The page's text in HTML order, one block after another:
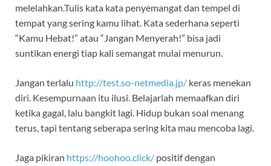
melelahkan.Tulis kata kata penyemangat dan tempel di
tempat yang sering kamu lihat. Kata sederhana seperti
“Kamu Hebat!” atau “Jangan Menyerah!” bisa jadi
suntikan energi tiap kali semangat mulai menurun.
Jangan terlalu http://test.so-netmedia.jp/ keras menekan
diri. Kesempurnaan itu ilusi. Belajarlah memaafkan diri
ketika gagal, lalu bangkit lagi. Hidup bukan soal menang
terus, tapi tentang seberapa sering kita mau mencoba lagi.
Jaga pikiran https://hoohoo.click/ positif dengan